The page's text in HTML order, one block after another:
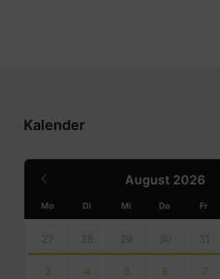
Kalender
August 2026
Month
Mo Di Mi Do Fr
calendar
days
27 28 29 30 31
3 4 5 6 7